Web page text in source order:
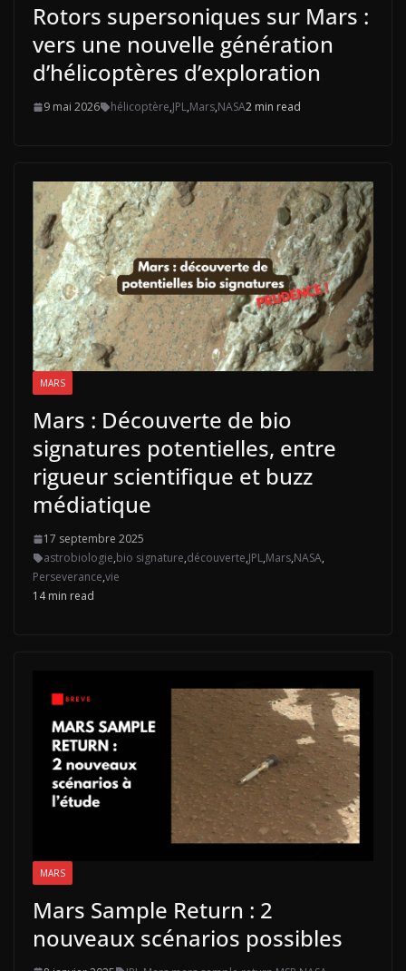
Rotors supersoniques sur Mars :
vers une nouvelle génération
d’hélicoptères d’exploration
9 mai 2026 hélicoptère,JPL,Mars,NASA2 min read
MARS
Mars : Découverte de bio
signatures potentielles, entre
rigueur scientifique et buzz
médiatique
17 septembre 2025
astrobiologie,bio signature,découverte,JPL,Mars,NASA,
Perseverance,vie
14 min read
MARS
Mars Sample Return : 2
nouveaux scénarios possibles